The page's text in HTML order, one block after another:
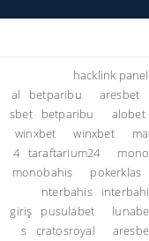
hacklink
al
betparibu aresbet
sbet
betparibu alobet
winxbet
winxbet
4 taraftarium24
monobahis
pokerklas
nterbahis
giriş
pusulabet
s
cratosroyal